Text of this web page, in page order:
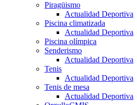
Piragüismo
Actualidad Deportiva
Piscina climatizada
Actualidad Deportiva
Piscina olímpica
Senderismo
Actualidad Deportiva
Tenis
Actualidad Deportiva
Tenis de mesa
Actualidad Deportiva